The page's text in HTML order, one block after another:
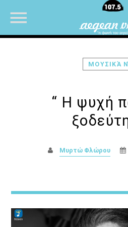
ΜΟΥΣΙΚΆ
“ Η ψυχή
Μυρτώ Φλώρου